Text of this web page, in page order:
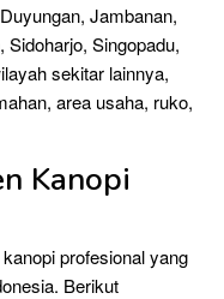
Jambanan,
Singopadu,
sekitar lainnya,
area usaha, ruko,
Kanopi
profesional yang
Berikut